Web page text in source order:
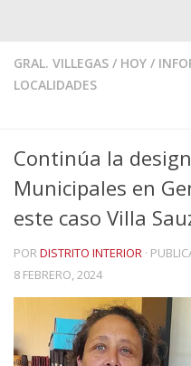
GRAL. VILLEGAS / HOY /
LOCALIDADES
Continúa la
Municipales en
este caso Villa
PORDISTRITO INTERIOR ·
8 FEBRERO, 2024